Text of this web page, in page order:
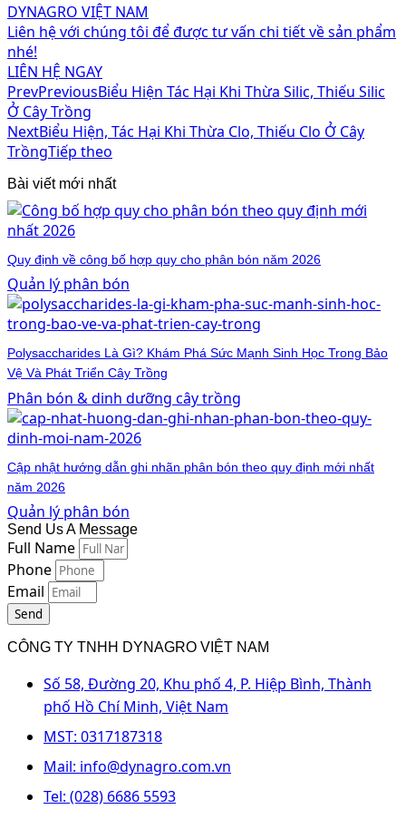
DYNAGRO VIỆT NAM
Liên hệ với chúng tôi để được tư vấn chi tiết về sản phẩm
nhé!
LIÊN HỆ NGAY
PrevPreviousBiểu Hiện Tác Hại Khi Thừa Silic, Thiếu Silic
Ở Cây Trồng
NextBiểu Hiện, Tác Hại Khi Thừa Clo, Thiếu Clo Ở Cây
TrồngTiếp theo
Bài viết mới nhất
Quy định về công bố hợp quy cho phân bón năm 2026
Quản lý phân bón
Polysaccharides Là Gì? Khám Phá Sức Mạnh Sinh Học Trong Bảo
Vệ Và Phát Triển Cây Trồng
Phân bón & dinh dưỡng cây trồng
Cập nhật hướng dẫn ghi nhãn phân bón theo quy định mới nhất
năm 2026
Quản lý phân bón
Send Us A Message
Full Name
Phone
Email
Send
CÔNG TY TNHH DYNAGRO VIỆT NAM
Số 58, Đường 20, Khu phố 4, P. Hiệp Bình, Thành
phố Hồ Chí Minh, Việt Nam
MST: 0317187318
Mail: info@dynagro.com.vn
Tel: (028) 6686 5593